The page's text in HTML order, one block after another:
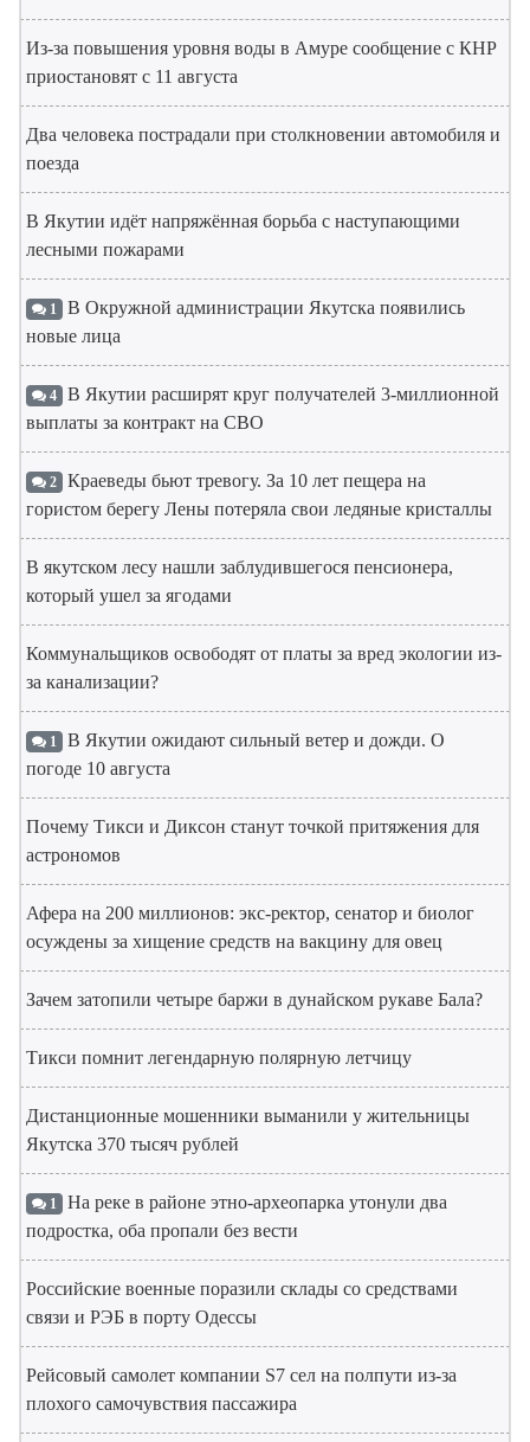
Из-за повышения уровня воды в Амуре сообщение с КНР
приостановят с 11 августа
Два человека пострадали при столкновении автомобиля и
поезда
В Якутии идёт напряжённая борьба с наступающими
лесными пожарами
1 В Окружной администрации Якутска появились
новые лица
4 В Якутии расширят круг получателей 3-миллионной
выплаты за контракт на СВО
2 Краеведы бьют тревогу. За 10 лет пещера на
гористом берегу Лены потеряла свои ледяные кристаллы
В якутском лесу нашли заблудившегося пенсионера,
который ушел за ягодами
Коммунальщиков освободят от платы за вред экологии из-
за канализации?
1 В Якутии ожидают сильный ветер и дожди. О
погоде 10 августа
Почему Тикси и Диксон станут точкой притяжения для
астрономов
Афера на 200 миллионов: экс-ректор, сенатор и биолог
осуждены за хищение средств на вакцину для овец
Зачем затопили четыре баржи в дунайском рукаве Бала?
Тикси помнит легендарную полярную летчицу
Дистанционные мошенники выманили у жительницы
Якутска 370 тысяч рублей
1 На реке в районе этно-археопарка утонули два
подростка, оба пропали без вести
Российские военные поразили склады со средствами
связи и РЭБ в порту Одессы
Рейсовый самолет компании S7 сел на полпути из-за
плохого самочувствия пассажира